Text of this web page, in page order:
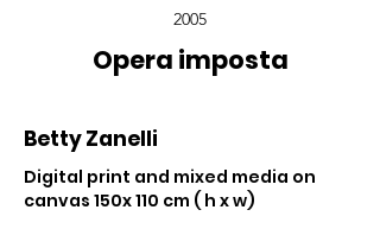
2005
Opera imposta
Betty Zanelli
Digital print and mixed media on
canvas 150x 110 cm ( h x w)